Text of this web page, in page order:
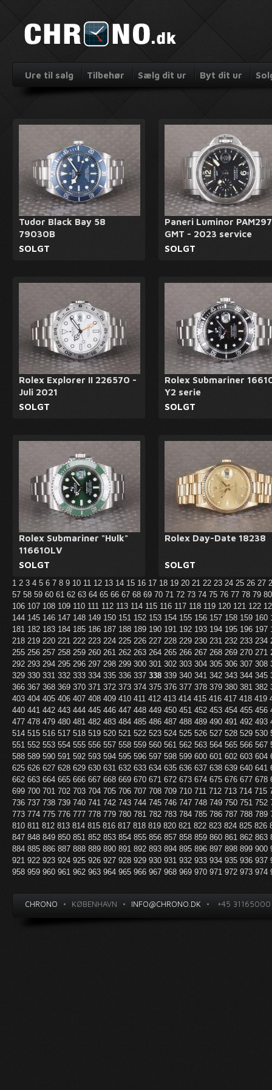
Ure til salg Tilbehør Sælg dit ur Byt dit ur
Tudor Black Bay 58
79030B
SOLGT
Paneri Luminor PAM297
GMT - 2023 service
SOLGT
Rolex Explorer II 226570 -
Juli 2021
SOLGT
Rolex Submariner
Y2 serie
SOLGT
Rolex Submariner "Hulk"
116610LV
SOLGT
Rolex Day-Date 18238
SOLGT
1 2 3 4 5 6 7 8 9 10 11 12 13 14 15 16 17 18 19 20 21 22 23 24 25 26 27
57 58 59 60 61 62 63 64 65 66 67 68 69 70 71 72 73 74 75 76 77 78 79
106 107 108 109 110 111 112 113 114 115 116 117 118 119 120 121 122
144 145 146 147 148 149 150 151 152 153 154 155 156 157 158 159 160
181 182 183 184 185 186 187 188 189 190 191 192 193 194 195 196 197
218 219 220 221 222 223 224 225 226 227 228 229 230 231 232 233 234
255 256 257 258 259 260 261 262 263 264 265 266 267 268 269 270 271
292 293 294 295 296 297 298 299 300 301 302 303 304 305 306 307 308
329 330 331 332 333 334 335 336 337 338 339 340 341 342 343 344 345
366 367 368 369 370 371 372 373 374 375 376 377 378 379 380 381 382
403 404 405 406 407 408 409 410 411 412 413 414 415 416 417 418 419
440 441 442 443 444 445 446 447 448 449 450 451 452 453 454 455 456
477 478 479 480 481 482 483 484 485 486 487 488 489 490 491 492 493
514 515 516 517 518 519 520 521 522 523 524 525 526 527 528 529 530
551 552 553 554 555 556 557 558 559 560 561 562 563 564 565 566 567
588 589 590 591 592 593 594 595 596 597 598 599 600 601 602 603 604
625 626 627 628 629 630 631 632 633 634 635 636 637 638 639 640 641
662 663 664 665 666 667 668 669 670 671 672 673 674 675 676 677 678
699 700 701 702 703 704 705 706 707 708 709 710 711 712 713 714 715
736 737 738 739 740 741 742 743 744 745 746 747 748 749 750 751 752
773 774 775 776 777 778 779 780 781 782 783 784 785 786 787 788 789
810 811 812 813 814 815 816 817 818 819 820 821 822 823 824 825 826
847 848 849 850 851 852 853 854 855 856 857 858 859 860 861 862 863
884 885 886 887 888 889 890 891 892 893 894 895 896 897 898 899 900
921 922 923 924 925 926 927 928 929 930 931 932 933 934 935 936 937
958 959 960 961 962 963 964 965 966 967 968 969 970 971 972 973 974
CHRONO • KØBENHAVN • INFO@CHRONO.DK • +45 31165000